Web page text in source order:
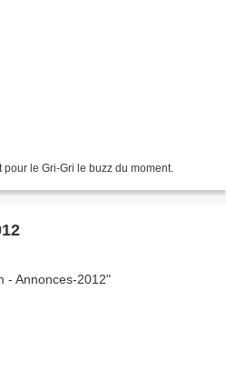
le Gri-Gri le buzz du moment.